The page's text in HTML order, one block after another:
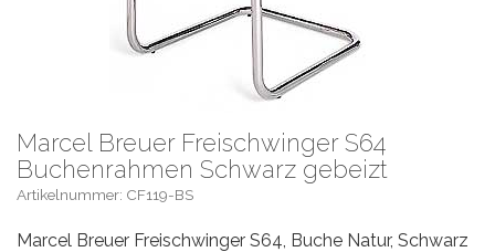
Marcel Breuer Freischwinger S64
Buchenrahmen Schwarz gebeizt
Artikelnummer: CF119-BS
Marcel Breuer Freischwinger S64, Buche Natur, Schwarz